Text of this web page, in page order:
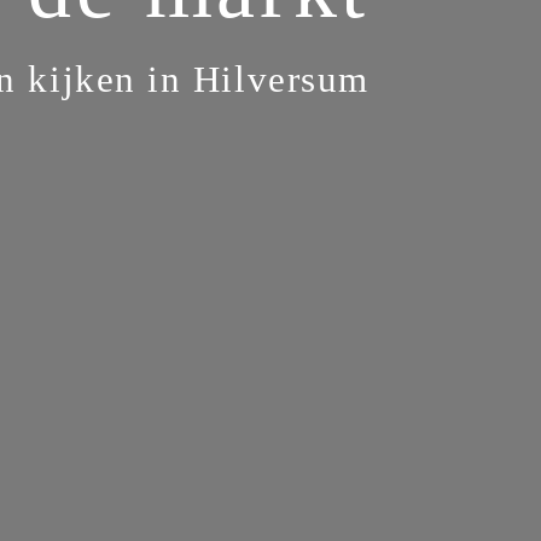
kijken in Hilversum